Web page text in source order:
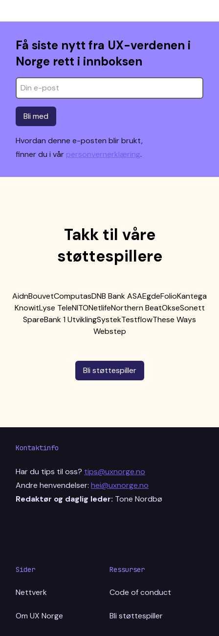
Få siste nytt fra UX-verdenen i
Norge rett i innboksen
Bli med
Hvordan denne e-posten blir brukt,
finner du i vår personvernerklæring.
Takk til våre
støttespillere
AidnBouvetComputasDNB Bank ASAEgdeFolioKantega
KnowitLyse TeleNITONetlifeNorthern BeatOkseSonett
SpareBank 1 UtviklingSystekTestflowThese Ways
Webstep
Bli støttespiller
Kontaktinfo
Har du tips til oss? tips@uxnorge.no
Andre henvendelser: hei@uxnorge.no
Redaktør og daglig leder: Tone Nordbø
Sider
Nettverk
Om UX Norge
Ressurser
Code of conduct
Bli støttespiller